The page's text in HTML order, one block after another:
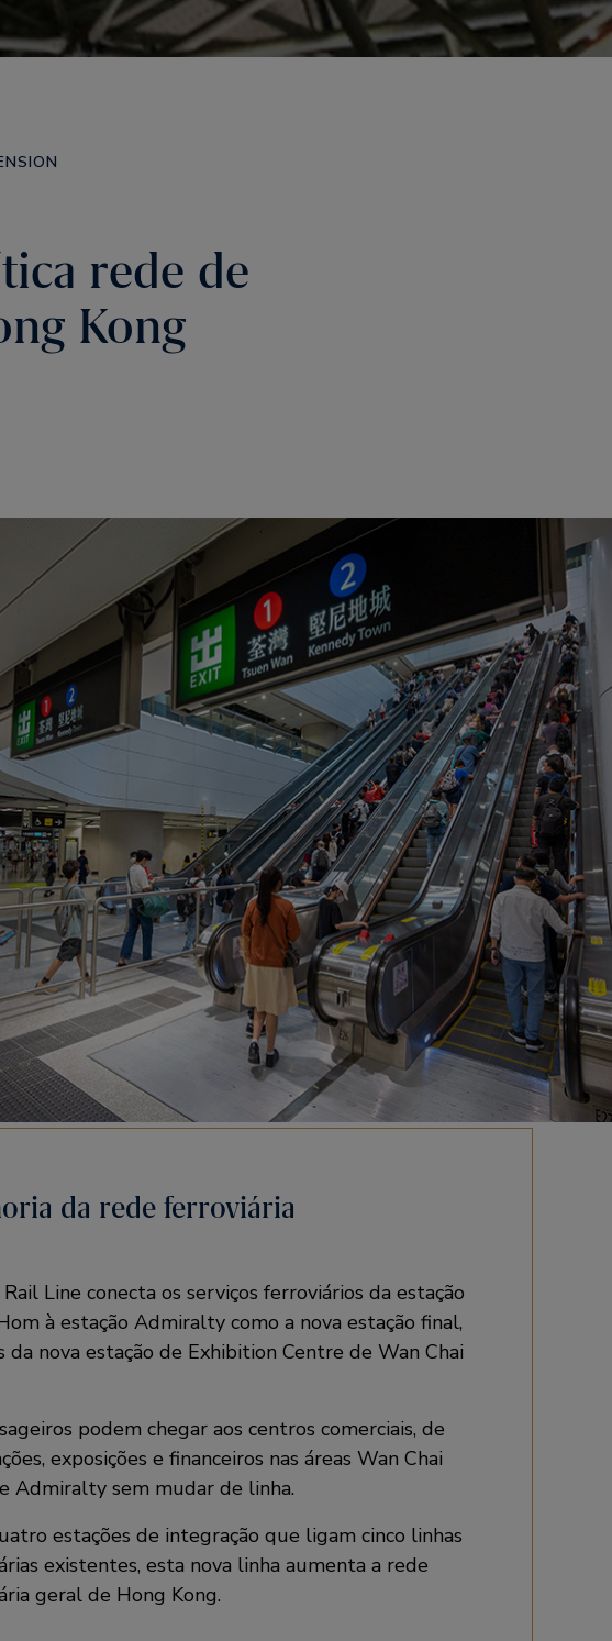
rede de
Kong
da rede ferroviária
Line conecta os serviços ferroviários da estação
à estação Admiralty como a nova estação final,
da nova estação de Exhibition Centre de Wan Chai
podem chegar aos centros comerciais, de
exposições e financeiros nas áreas Wan Chai
Admiralty sem mudar de linha.
estações de integração que ligam cinco linhas
existentes, esta nova linha aumenta a rede
geral de Hong Kong.